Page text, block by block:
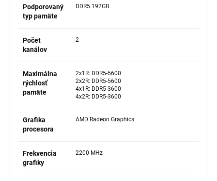
Podporovaný
typ pamäte
DDR5 192GB
Počet
kanálov
2
Maximálna
rýchlosť
pamäte
2x1R: DDR5-5600
2x2R: DDR5-5600
4x1R: DDR5-3600
4x2R: DDR5-3600
Grafika
procesora
AMD Radeon Graphics
Frekvencia
grafiky
2200 MHz